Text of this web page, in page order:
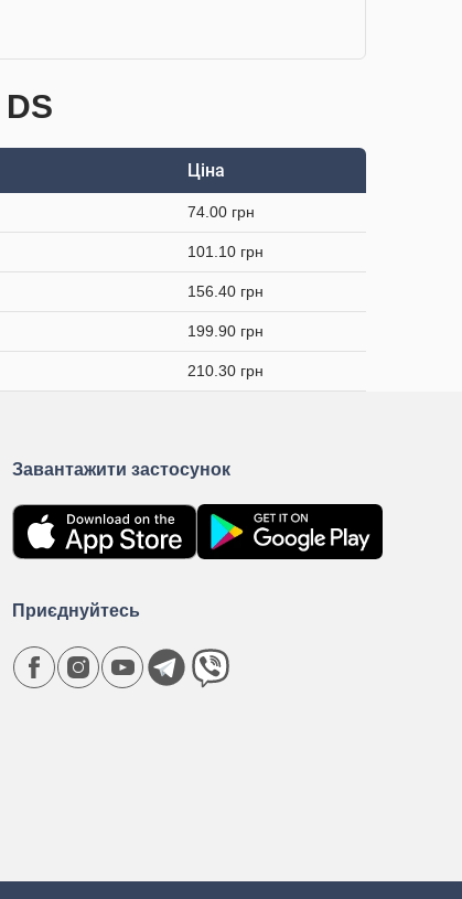
DS
Ціна
74.00 грн
101.10 грн
156.40 грн
199.90 грн
210.30 грн
Завантажити застосунок
Приєднуйтесь